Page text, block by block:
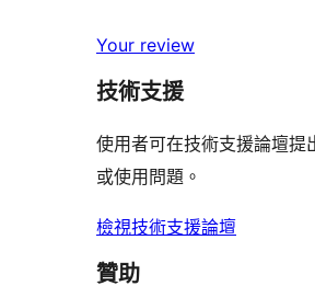
者
論
用
者
論
使
用
評
論
星
使
者
評
論
1
星
用
者
評
Your review
技術支援
使用者可在技術支援論壇提
或使用問題。
檢視技術支援論壇
贊助